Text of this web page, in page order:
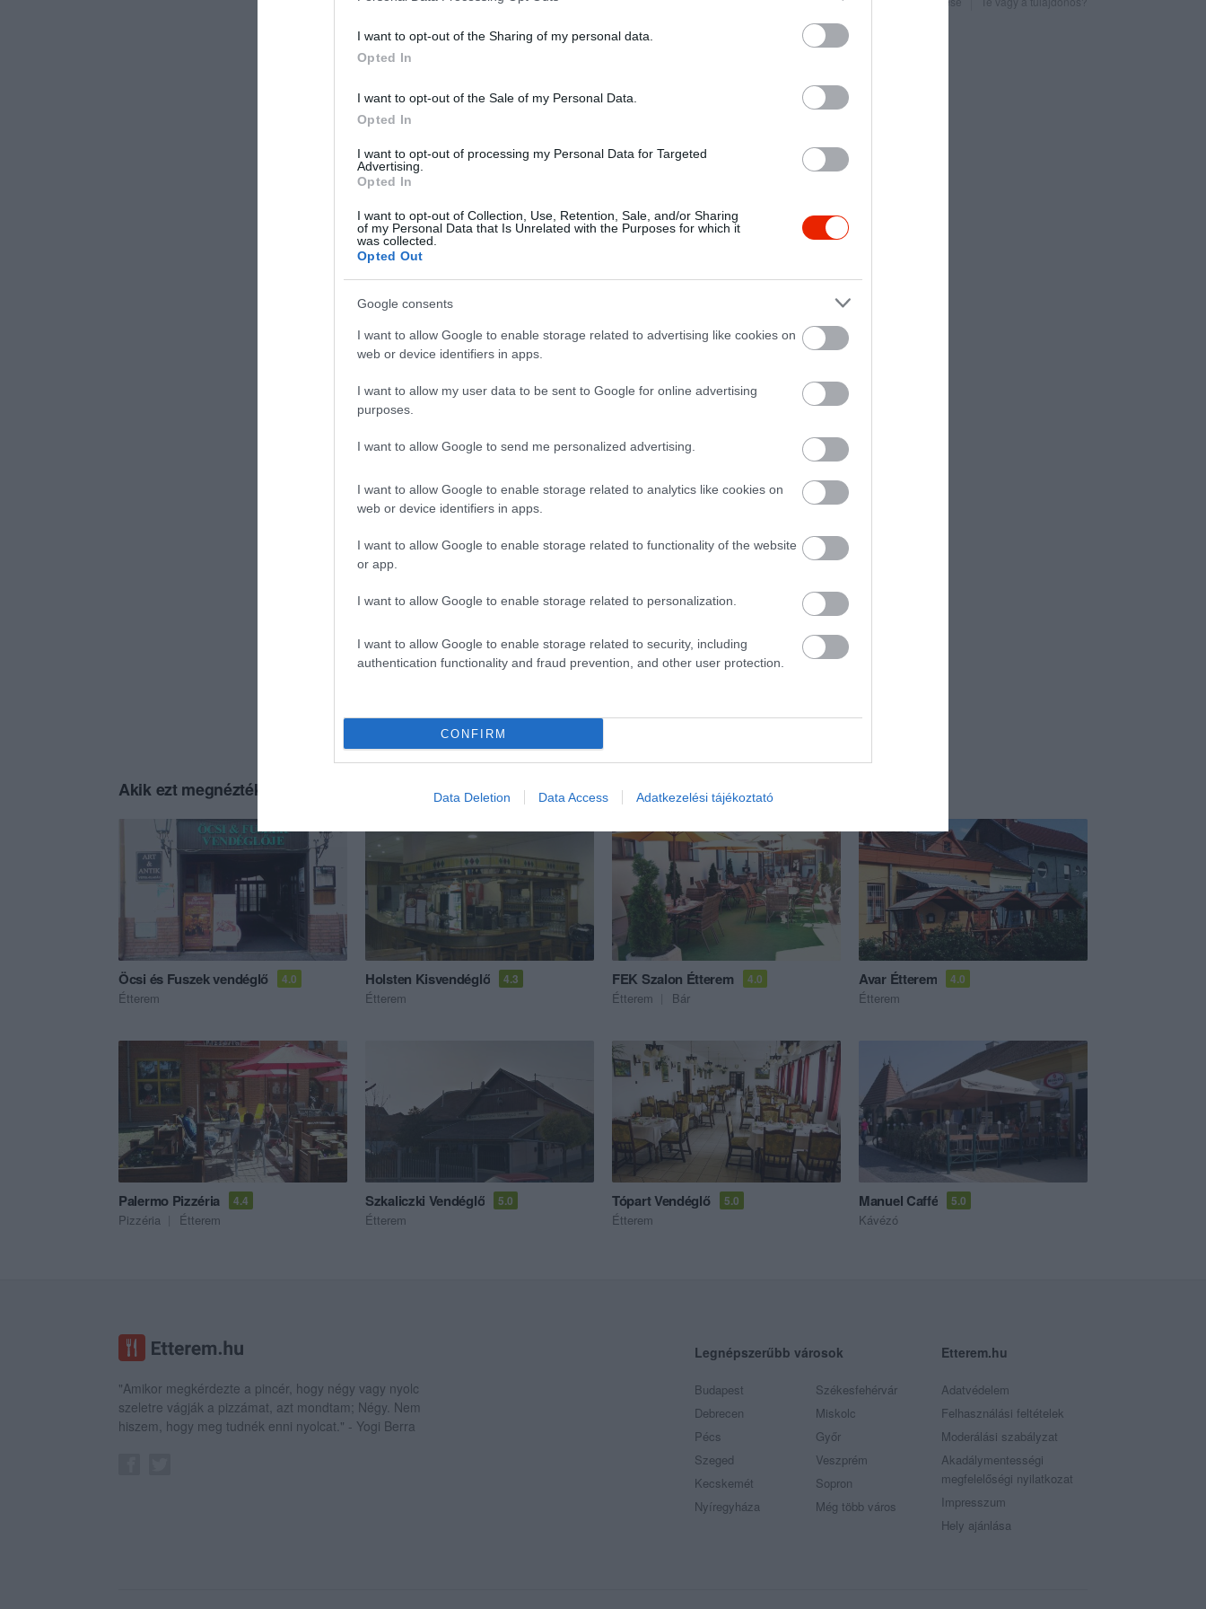
I want to opt-out of the Sharing of my personal data.
Opted In
I want to opt-out of the Sale of my Personal Data.
Opted In
I want to opt-out of processing my Personal Data for Targeted
Advertising.
Opted In
I want to opt-out of Collection, Use, Retention, Sale, and/or Sharing
of my Personal Data that Is Unrelated with the Purposes for which it
was collected.
Opted Out
Google consents
I want to allow Google to enable storage related to advertising like cookies on
web or device identifiers in apps.
I want to allow my user data to be sent to Google for online advertising
purposes.
I want to allow Google to send me personalized advertising.
I want to allow Google to enable storage related to analytics like cookies on
web or device identifiers in apps.
I want to allow Google to enable storage related to functionality of the website
or app.
I want to allow Google to enable storage related to personalization.
I want to allow Google to enable storage related to security, including
authentication functionality and fraud prevention, and other user protection.
CONFIRM
Data Deletion Data Access Adatkezelési tájékoztató
Akik ezt megnézték, ezeket is megnézték...
Öcsi és Fuszek vendéglő 4.0
Étterem
Holsten Kisvendéglő 4.3
Étterem
FEK Szalon Étterem 4.0
Étterem Bár
Avar Étterem 4.0
Étterem
Palermo Pizzéria 4.4
Pizzéria Étterem
Szkaliczki Vendéglő 5.0
Étterem
Tópart Vendéglő 5.0
Étterem
Manuel Caffé 5.0
Kávézó
"Amikor megkérdezte a pincér, hogy négy vagy nyolc
szeletre vágják a pizzámat, azt mondtam; Négy. Nem
hiszem, hogy meg tudnék enni nyolcat." - Yogi Berra
Legnépszerűbb városok
Budapest
Debrecen
Pécs
Szeged
Kecskemét
Nyíregyháza
Székesfehérvár
Miskolc
Győr
Veszprém
Sopron
Még több város
Etterem.hu
Adatvédelem
Felhasználási feltételek
Moderálási szabályzat
Akadálymentességi
megfelelőségi nyilatkozat
Impresszum
Hely ajánlása